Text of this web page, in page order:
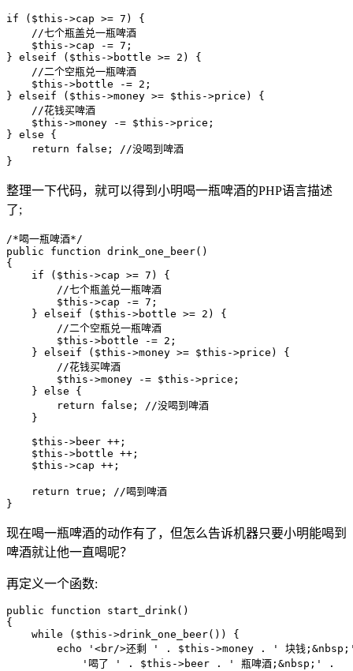
if ($this->cap >= 7) {
//七个瓶盖兑一瓶啤酒
$this->cap -= 7;
} elseif ($this->bottle >= 2) {
//二个空瓶兑一瓶啤酒
$this->bottle -= 2;
} elseif ($this->money >= $this->price) {
//花钱买啤酒
$this->money -= $this->price;
} else {
return false; //没喝到啤酒
}
整理一下代码，就可以得到小明喝一瓶啤酒的PHP语言描述
了;
/*喝一瓶啤酒*/
public function drink_one_beer()
{
if ($this->cap >= 7) {
//七个瓶盖兑一瓶啤酒
$this->cap -= 7;
} elseif ($this->bottle >= 2) {
//二个空瓶兑一瓶啤酒
$this->bottle -= 2;
} elseif ($this->money >= $this->price) {
//花钱买啤酒
$this->money -= $this->price;
} else {
return false; //没喝到啤酒
}
$this->beer ++;
$this->bottle ++;
$this->cap ++;
return true; //喝到啤酒
}
现在喝一瓶啤酒的动作有了，但怎么告诉机器只要小明能喝到
啤酒就让他一直喝呢？
再定义一个函数:
public function start_drink()
{
while ($this->drink_one_beer()) {
echo '<br/>还剩 ' . $this->money . ' 块钱
'喝了 ' . $this->beer . ' 瓶啤酒;&nbsp;' .